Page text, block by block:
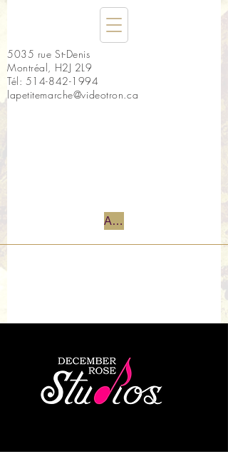
5035 rue St-Denis
Montréal, H2J 2L9
Tél: 514-842-1994
lapetitemarche@videotron.ca
Accueil